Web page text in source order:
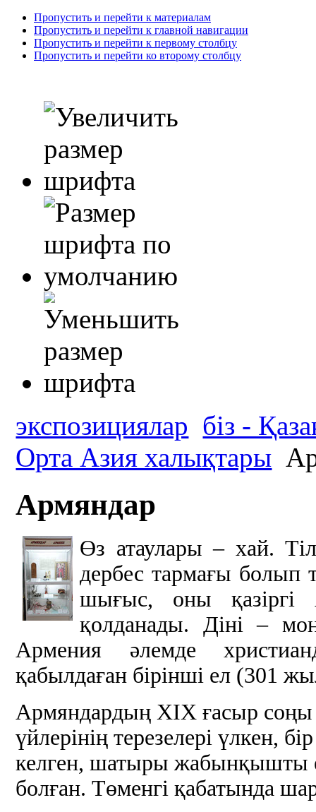
Пропустить и перейти к материалам
Пропустить и перейти к главной навигации
Пропустить и перейти к первому столбцу
Пропустить и перейти ко второму столбцу
экспозициялар біз -
Орта Азия халықтары
Армяндар
Өз атаулары – хай.
дербес тармағы болып
шығыс, оны қазіргі
қолданады. Діні –
Армения әлемде
қабылдаған бірінші ел (301
Армяндардың ХІХ ғасыр
үйлерінің терезелері үлкен,
келген, шатыры жабынқышты
болған. Төменгі қабатында